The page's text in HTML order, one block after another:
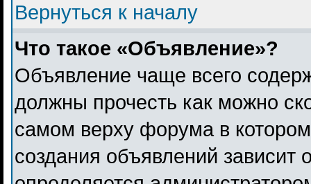
Вернуться к началу
Что такое «Объявление»?
Объявление чаще всего
должны прочесть как можно
самом верху форума в
создания объявлений зависит